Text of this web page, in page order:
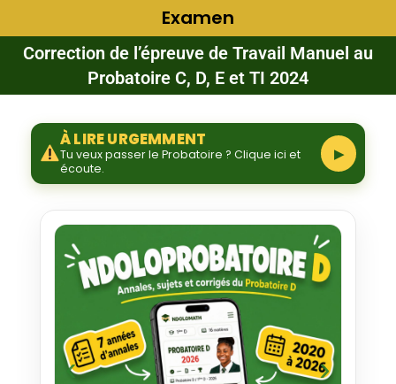
Examen
Correction de l’épreuve de Travail Manuel au
Probatoire C, D, E et TI 2024
À LIRE URGEMMENT
Tu veux passer le Probatoire ? Clique ici et
écoute.
▶
‹ ›